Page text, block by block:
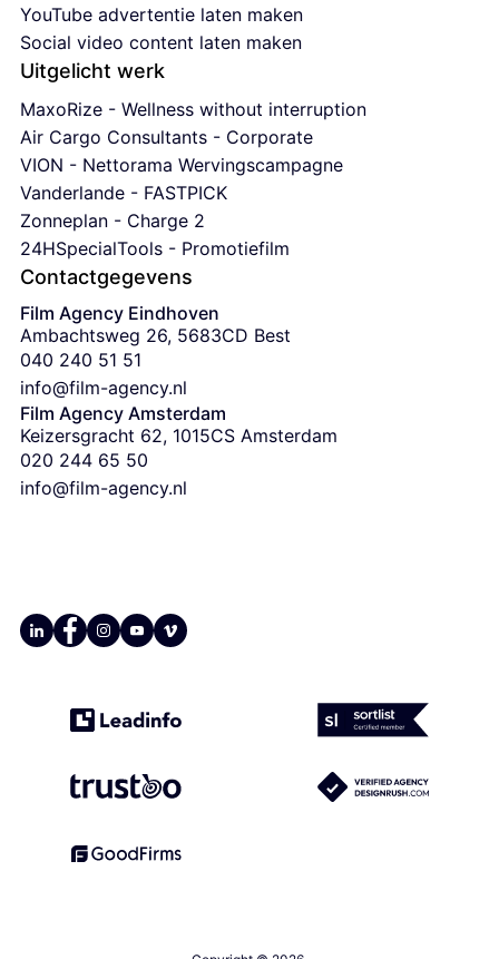
YouTube advertentie laten maken
Social video content laten maken
Uitgelicht werk
MaxoRize - Wellness without interruption
Air Cargo Consultants - Corporate
VION - Nettorama Wervingscampagne
Vanderlande - FASTPICK
Zonneplan - Charge 2
24HSpecialTools - Promotiefilm
Contactgegevens
Film Agency Eindhoven
Ambachtsweg 26, 5683CD Best
‭040 240 51 51‬
info@film-agency.nl
Film Agency Amsterdam
Keizersgracht 62, 1015CS Amsterdam
‭020 244 65 50
info@film-agency.nl